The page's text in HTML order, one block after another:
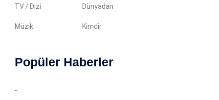
TV / Dizi Dünyadan
Müzik Kimdir
Popüler Haberler
-